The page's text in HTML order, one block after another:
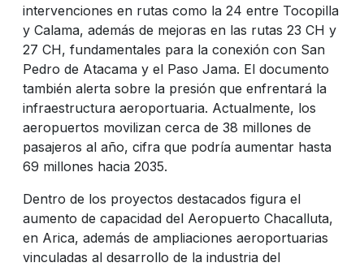
intervenciones en rutas como la 24 entre Tocopilla
y Calama, además de mejoras en las rutas 23 CH y
27 CH, fundamentales para la conexión con San
Pedro de Atacama y el Paso Jama. El documento
también alerta sobre la presión que enfrentará la
infraestructura aeroportuaria. Actualmente, los
aeropuertos movilizan cerca de 38 millones de
pasajeros al año, cifra que podría aumentar hasta
69 millones hacia 2035.
Dentro de los proyectos destacados figura el
aumento de capacidad del Aeropuerto Chacalluta,
en Arica, además de ampliaciones aeroportuarias
vinculadas al desarrollo de la industria del